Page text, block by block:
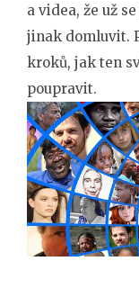
a videa, že už
jinak domluvit.
kroků, jak ten
poupravit.